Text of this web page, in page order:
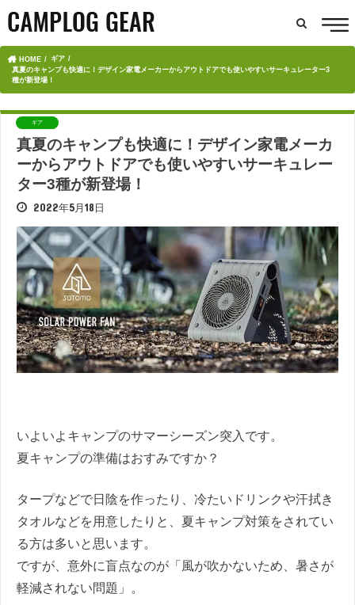
HOME
ギア
真夏のキャンプも快適に！デザイン家電メーカーからアウトドアでも使いやすいサーキュレーター3
種が新登場！
ギア
真夏のキャンプも快適に！デザイン家電メーカ
ーからアウトドアでも使いやすいサーキュレー
ター3種が新登場！
2022年5月18日
いよいよキャンプのサマーシーズン突入です。
夏キャンプの準備はおすみですか？
タープなどで日陰を作ったり、冷たいドリンクや汗拭き
タオルなどを用意したりと、夏キャンプ対策をされてい
る方は多いと思います。
ですが、意外に盲点なのが「風が吹かないため、暑さが
軽減されない問題」。